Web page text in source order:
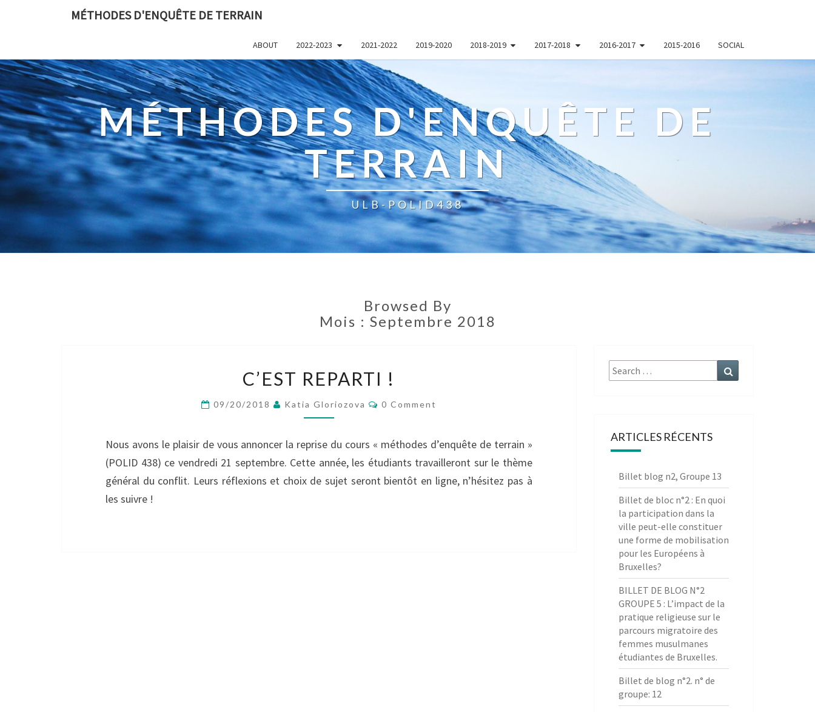
MÉTHODES D'ENQUÊTE DE TERRAIN
ABOUT 2022-2023 2021-2022 2019-2020 2018-2019 2017-2018 2016-2017 2015-2016 SOCIAL
MÉTHODES D'ENQUÊTE DE
TERRAIN
ULB-POLID438
Browsed By
Mois : Septembre 2018
REPARTI !
C’EST REPARTI !
09/20/2018 Katia Gloriozova Comments
0 Comment
Nous avons le plaisir de vous annoncer la reprise du cours « méthodes d’enquête de terrain »
(POLID 438) ce vendredi 21 septembre. Cette année, les étudiants travailleront sur le thème
général du conflit. Leurs réflexions et choix de sujet seront bientôt en ligne, n’hésitez pas à
les suivre !
Search
for:
ARTICLES RÉCENTS
Billet blog n2, Groupe 13
Billet de bloc n°2 : En quoi
la participation dans la
ville peut-elle constituer
une forme de mobilisation
pour les Européens à
Bruxelles?
BILLET DE BLOG N°2
GROUPE 5 : L’impact de la
pratique religieuse sur le
parcours migratoire des
femmes musulmanes
étudiantes de Bruxelles.
Billet de blog n°2. n° de
groupe: 12